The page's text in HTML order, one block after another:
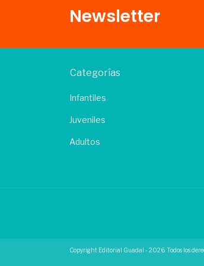
Newsletter
Categorías
Infantiles
Juveniles
Adultos
Copyright Editorial Guadal - 2026. Todos los